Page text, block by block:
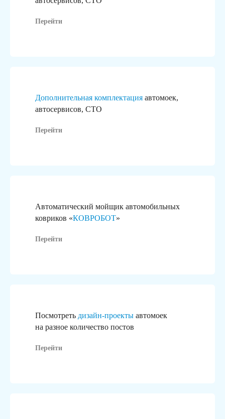
Перейти
Дополнительная комплектация автомоек,
автосервисов, СТО
Перейти
Автоматический мойщик автомобильных
ковриков «КОВРОБОТ»
Перейти
Посмотреть дизайн-проекты автомоек
на разное количество постов
Перейти